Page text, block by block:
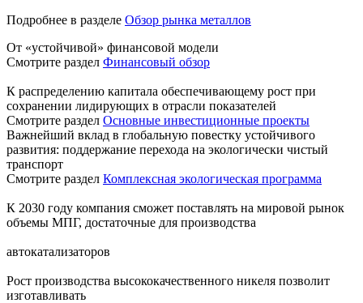
Подробнее в разделе Обзор рынка металлов
От «устойчивой» финансовой модели
Смотрите раздел Финансовый обзор
К распределению капитала обеспечивающему рост при
сохранении лидирующих в отрасли показателей
Смотрите раздел Основные инвестиционные проекты
Важнейший вклад в глобальную повестку устойчивого
развития: поддержание перехода на экологически чистый
транспорт
Смотрите раздел Комплексная экологическая программа
К 2030 году компания сможет поставлять на мировой рынок
объемы МПГ, достаточные для производства
автокатализаторов
Рост производства высококачественного никеля позволит
изготавливать